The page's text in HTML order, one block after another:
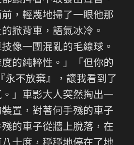
，輕蔑地掃了一眼他那
掀背車，語氣冰冷。
技像一團混亂的毛線球。
的純粹性。」「但你的
不放棄』，讓我看到了
」車影大人突然掏出一
置，對著何手殘的車子
的車子從牆上脫落，在